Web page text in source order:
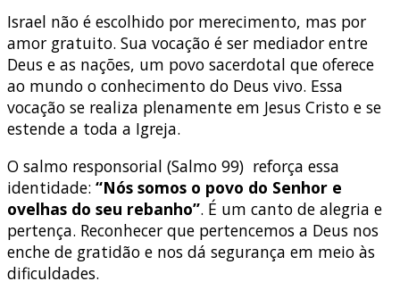
Israel não é escolhido por merecimento, mas por
amor gratuito. Sua vocação é ser mediador entre
Deus e as nações, um povo sacerdotal que oferece
ao mundo o conhecimento do Deus vivo. Essa
vocação se realiza plenamente em Jesus Cristo e se
estende a toda a Igreja.
O salmo responsorial (Salmo 99) reforça essa
identidade: “Nós somos o povo do Senhor e
ovelhas do seu rebanho”. É um canto de alegria e
pertença. Reconhecer que pertencemos a Deus nos
enche de gratidão e nos dá segurança em meio às
dificuldades.